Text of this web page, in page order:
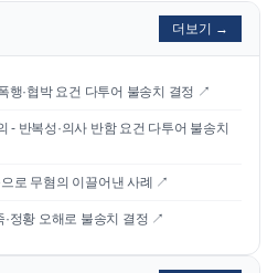
더보기 →
행·협박 요건 다투어 불송치 결정 ↗
- 반복성·의사 반함 요건 다투어 불송치
로 무혐의 이끌어낸 사례 ↗
정황 오해로 불송치 결정 ↗